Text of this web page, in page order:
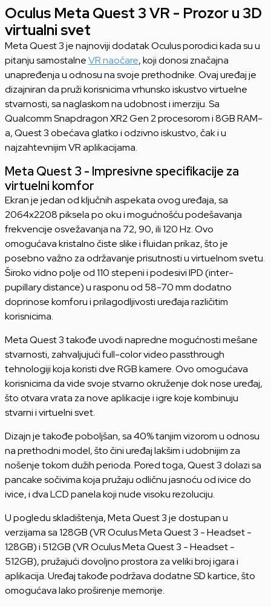
Oculus Meta Quest 3 VR - Prozor u 3D
virtualni svet
Meta Quest 3 je najnoviji dodatak Oculus porodici kada su u
pitanju samostalneVR naočare, koji donosi značajna
unapređenja u odnosu na svoje prethodnike. Ovaj uređaj je
dizajniran da pruži korisnicima vrhunsko iskustvo virtuelne
stvarnosti, sa naglaskom na udobnost i imerziju. Sa
Qualcomm Snapdragon XR2 Gen 2 procesorom i 8GB RAM-
a, Quest 3 obećava glatko i odzivno iskustvo, čak i u
najzahtevnijim VR aplikacijama.
Meta Quest 3 - Impresivne specifikacije za
virtuelni komfor
Ekran je jedan od ključnih aspekata ovog uređaja, sa
2064x2208 piksela po oku i mogućnošću podešavanja
frekvencije osvežavanja na 72, 90, ili 120 Hz. Ovo
omogućava kristalno čiste slike i fluidan prikaz, što je
posebno važno za održavanje prisutnosti u virtuelnom svetu.
Široko vidno polje od 110 stepeni i podesivi IPD (inter-
pupillary distance) u rasponu od 58-70 mm dodatno
doprinose komforu i prilagodljivosti uređaja različitim
korisnicima.
Meta Quest 3 takođe uvodi napredne mogućnosti mešane
stvarnosti, zahvaljujući full-color video passthrough
tehnologiji koja koristi dve RGB kamere. Ovo omogućava
korisnicima da vide svoje stvarno okruženje dok nose uređaj,
što otvara vrata za nove aplikacije i igre koje kombinuju
stvarni i virtuelni svet.
Dizajn je takođe poboljšan, sa 40% tanjim vizorom u odnosu
na prethodni model, što čini uređaj lakšim i udobnijim za
nošenje tokom dužih perioda. Pored toga, Quest 3 dolazi sa
pancake sočivima koja pružaju odličnu jasnoću od ivice do
ivice, i dva LCD panela koji nude visoku rezoluciju.
U pogledu skladištenja, Meta Quest 3 je dostupan u
verzijama sa 128GB (VR Oculus Meta Quest 3 - Headset -
128GB) i 512GB (VR Oculus Meta Quest 3 - Headset -
512GB), pružajući dovoljno prostora za veliki broj igara i
aplikacija. Uređaj takođe podržava dodatne SD kartice, što
omogućava lako proširenje memorije.